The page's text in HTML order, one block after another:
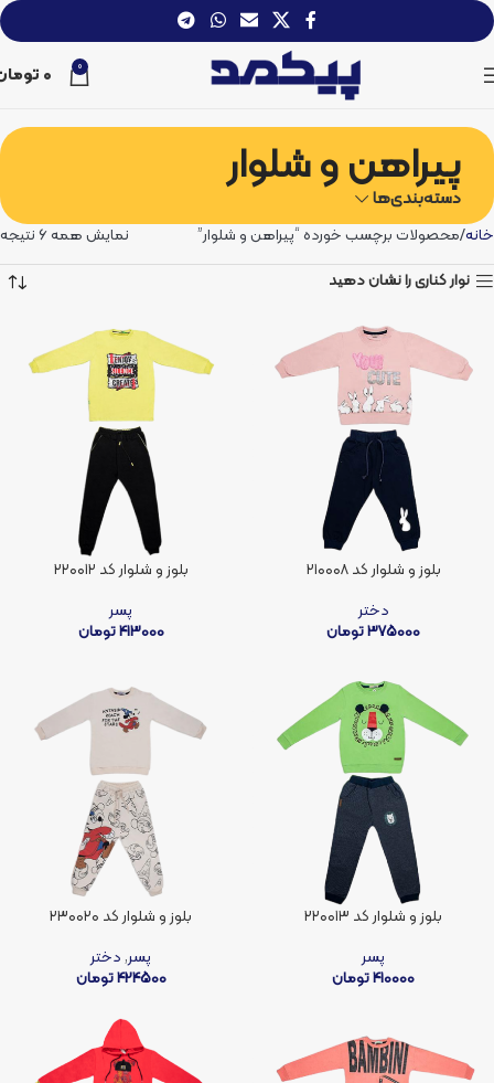
0
0
پیراهن و شلوار
دسته‌بندی‌ها
خانه محصولات برچسب خورده “پیراهن و شلوار”
نمایش همه 6 نتیجه
نوار کناری را نشان دهید
بلوز و شلوار کد ۲۱۰۰۰۸
دختر
375000تومان
بلوز و شلوار کد ۲۲۰۰۱۲
پسر
413000تومان
بلوز و شلوار کد ۲۲۰۰۱۳
پسر
410000تومان
بلوز و شلوار کد ۲۳۰۰۲۰
پسر,دختر
424500تومان